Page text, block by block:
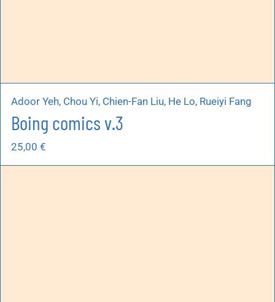
Adoor Yeh, Chou Yi, Chien-Fan Liu, He Lo, Rueiyi Fang
Boing comics v.3
25,00 €